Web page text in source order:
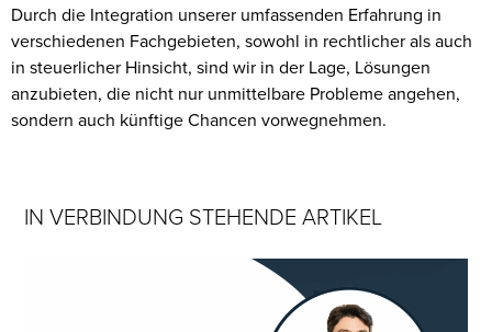
IN VERBINDUNG STEHENDE ARTIKEL
Durch die Integration unserer umfassenden Erfahrung in
verschiedenen Fachgebieten, sowohl in rechtlicher als auch
in steuerlicher Hinsicht, sind wir in der Lage, Lösungen
anzubieten, die nicht nur unmittelbare Probleme angehen,
sondern auch künftige Chancen vorwegnehmen.